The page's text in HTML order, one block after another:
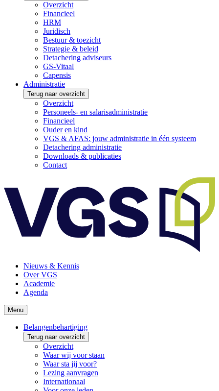
Overzicht
Financieel
HRM
Juridisch
Bestuur & toezicht
Strategie & beleid
Detachering adviseurs
GS-Vitaal
Capensis
Administratie
Terug naar overzicht
Overzicht
Personeels- en salarisadministratie
Financieel
Ouder en kind
VGS & AFAS: jouw administratie in één systeem
Detachering administratie
Downloads & publicaties
Contact
Nieuws & Kennis
Over VGS
Academie
Agenda
Menu
Belangenbehartiging
Terug naar overzicht
Overzicht
Waar wij voor staan
Waar sta jij voor?
Lezing aanvragen
Internationaal